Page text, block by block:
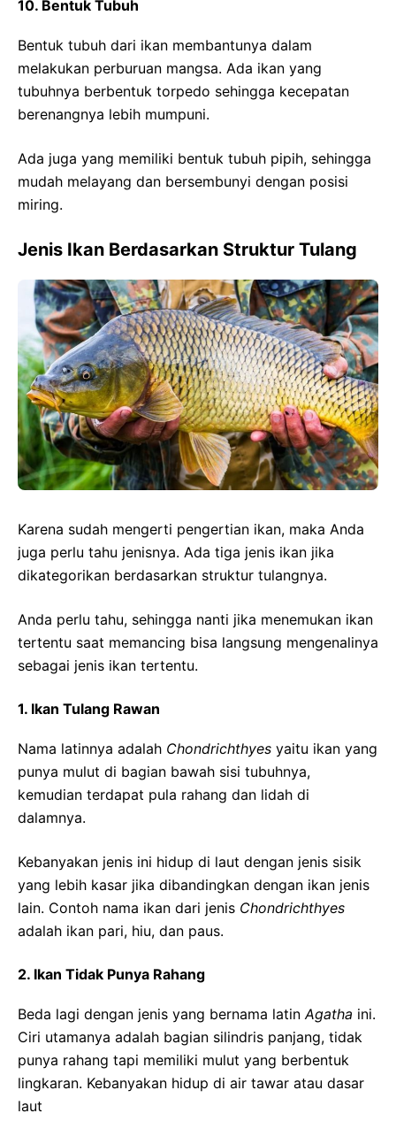
10. Bentuk Tubuh
Bentuk tubuh dari ikan membantunya dalam
melakukan perburuan mangsa. Ada ikan yang
tubuhnya berbentuk torpedo sehingga kecepatan
berenangnya lebih mumpuni.
Ada juga yang memiliki bentuk tubuh pipih, sehingga
mudah melayang dan bersembunyi dengan posisi
miring.
Jenis Ikan Berdasarkan Struktur Tulang
Karena sudah mengerti pengertian ikan, maka Anda
juga perlu tahu jenisnya. Ada tiga jenis ikan jika
dikategorikan berdasarkan struktur tulangnya.
Anda perlu tahu, sehingga nanti jika menemukan ikan
tertentu saat memancing bisa langsung mengenalinya
sebagai jenis ikan tertentu.
1. Ikan Tulang Rawan
Nama latinnya adalah Chondrichthyes yaitu ikan yang
punya mulut di bagian bawah sisi tubuhnya,
kemudian terdapat pula rahang dan lidah di
dalamnya.
Kebanyakan jenis ini hidup di laut dengan jenis sisik
yang lebih kasar jika dibandingkan dengan ikan jenis
lain. Contoh nama ikan dari jenis Chondrichthyes
adalah ikan pari, hiu, dan paus.
2. Ikan Tidak Punya Rahang
Beda lagi dengan jenis yang bernama latin Agatha ini.
Ciri utamanya adalah bagian silindris panjang, tidak
punya rahang tapi memiliki mulut yang berbentuk
lingkaran. Kebanyakan hidup di air tawar atau dasar
laut